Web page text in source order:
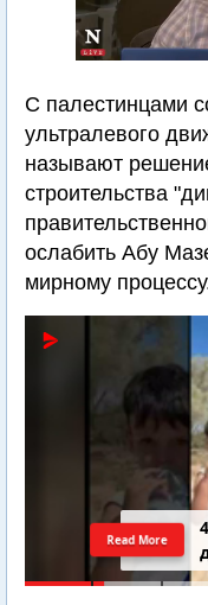
С палестинцами
ультралевого
называют
строительства
ослабить Абу
мирному
Read More